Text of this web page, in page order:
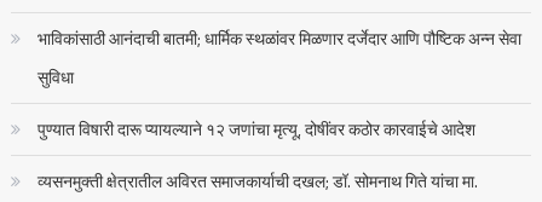
भाविकांसाठी आनंदाची बातमी; धार्मिक स्थळांवर मिळणार दर्जेदार आणि पौष्टिक अन्न सेवा
सुविधा
पुण्यात विषारी दारू प्यायल्याने १२ जणांचा मृत्यू, दोषींवर कठोर कारवाईचे आदेश
व्यसनमुक्ती क्षेत्रातील अविरत समाजकार्याची दखल; डॉ. सोमनाथ गिते यांचा मा.